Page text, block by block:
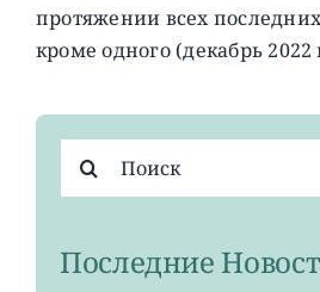
протяжении всех
кроме одного (декабрь 2022
поиска:
Последние